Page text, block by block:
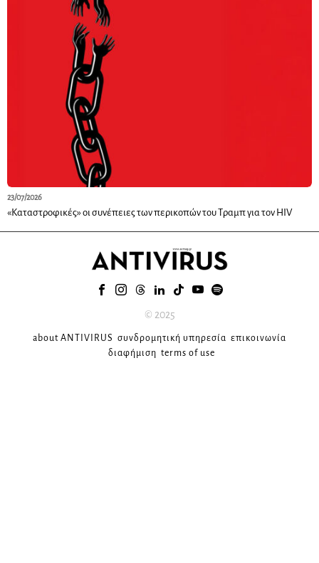
23/07/2026
«Καταστροφικές» οι συνέπειες των περικοπών του Τραμπ για τον HIV
© 2025
about ANTIVIRUS συνδρομητική υπηρεσία επικοινωνία
διαφήμιση terms of use